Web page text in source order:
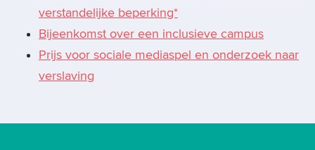
verstandelijke beperking*
Bijeenkomst over een inclusieve campus
Prijs voor sociale mediaspel en onderzoek naar
verslaving